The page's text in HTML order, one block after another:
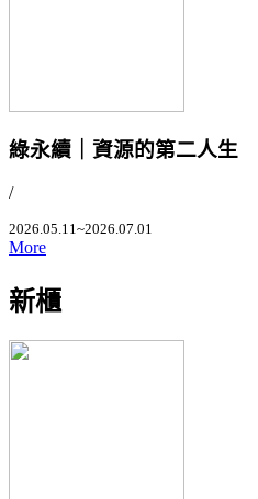
綠永續｜資源的第二人生
/
2026.05.11~2026.07.01
More
新櫃